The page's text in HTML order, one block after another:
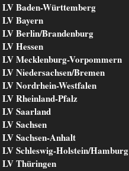
LV Baden-Württemberg
LV Bayern
LV Berlin/Brandenburg
LV Hessen
LV Mecklenburg-Vorpommern
LV Niedersachsen/Bremen
LV Nordrhein-Westfalen
LV Rheinland-Pfalz
LV Saarland
LV Sachsen
LV Sachsen-Anhalt
LV Schleswig-Holstein/Hamburg
LV Thüringen